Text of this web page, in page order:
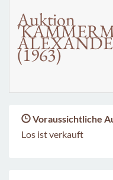
Auktion
(1963)
Voraussichtliche
Los ist verkauft